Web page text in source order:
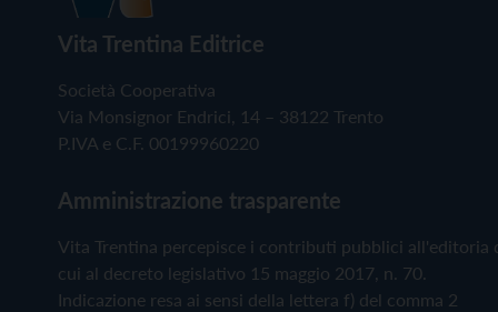
Vita Trentina Editrice
Società Cooperativa
Via Monsignor Endrici, 14 – 38122 Trento
P.IVA e C.F. 00199960220
Amministrazione trasparente
Vita Trentina percepisce i contributi pubblici all'editoria
cui al decreto legislativo 15 maggio 2017, n. 70.
Indicazione resa ai sensi della lettera f) del comma 2